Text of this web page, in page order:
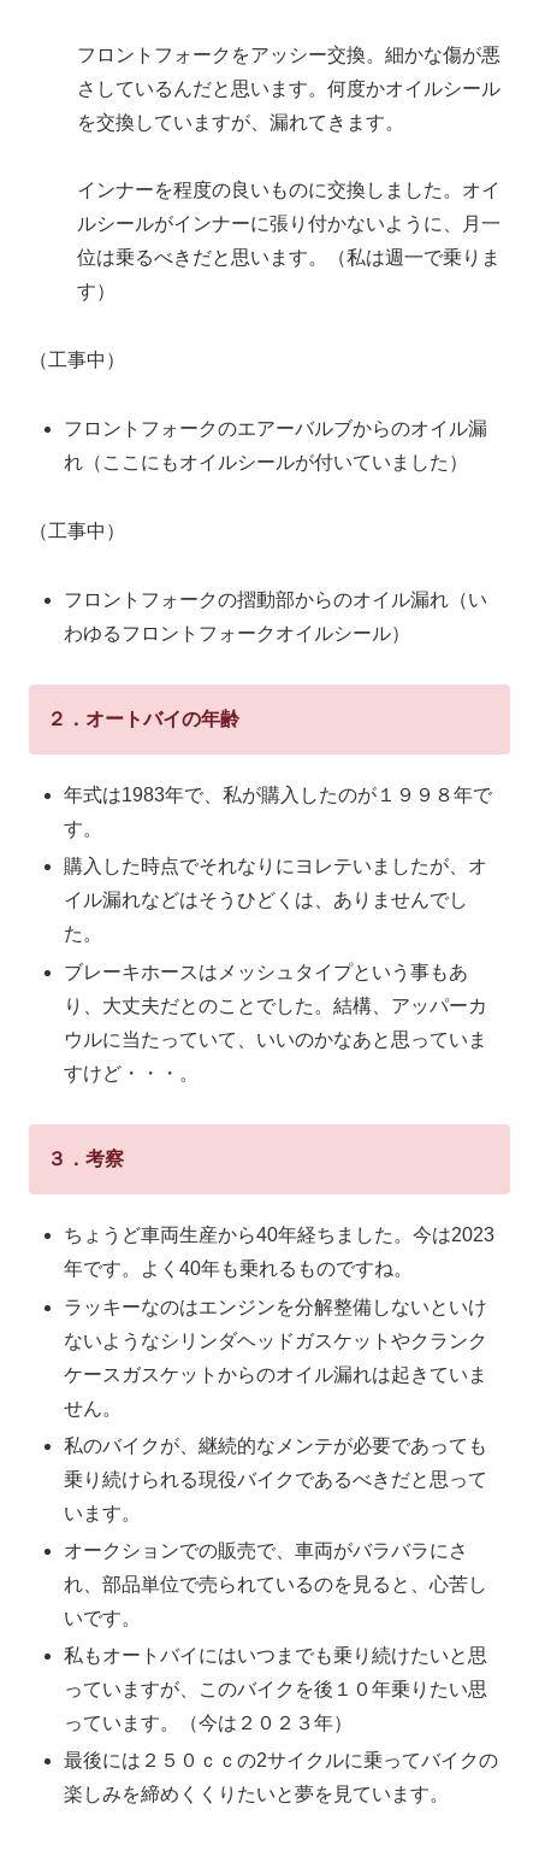
フロントフォークをアッシー交換。細かな傷が悪
さしているんだと思います。何度かオイルシール
を交換していますが、漏れてきます。
インナーを程度の良いものに交換しました。オイ
ルシールがインナーに張り付かないように、月一
位は乗るべきだと思います。（私は週一で乗りま
す）
（工事中）
フロントフォークのエアーバルブからのオイル漏
れ（ここにもオイルシールが付いていました）
（工事中）
フロントフォークの摺動部からのオイル漏れ（い
わゆるフロントフォークオイルシール）
２．オートバイの年齢
年式は1983年で、私が購入したのが１９９８年で
す。
購入した時点でそれなりにヨレテいましたが、オ
イル漏れなどはそうひどくは、ありませんでし
た。
ブレーキホースはメッシュタイプという事もあ
り、大丈夫だとのことでした。結構、アッパーカ
ウルに当たっていて、いいのかなあと思っていま
すけど・・・。
３．考察
ちょうど車両生産から40年経ちました。今は2023
年です。よく40年も乗れるものですね。
ラッキーなのはエンジンを分解整備しないといけ
ないようなシリンダヘッドガスケットやクランク
ケースガスケットからのオイル漏れは起きていま
せん。
私のバイクが、継続的なメンテが必要であっても
乗り続けられる現役バイクであるべきだと思って
います。
オークションでの販売で、車両がバラバラにさ
れ、部品単位で売られているのを見ると、心苦し
いです。
私もオートバイにはいつまでも乗り続けたいと思
っていますが、このバイクを後１０年乗りたい思
っています。（今は２０２３年）
最後には２５０ｃｃの2サイクルに乗ってバイクの
楽しみを締めくくりたいと夢を見ています。